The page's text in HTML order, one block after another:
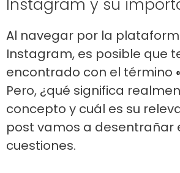
Instagram y su
Al navegar por la
Instagram, es posible que
encontrado con el término
Pero, ¿qué significa
concepto y cuál es su
post vamos a desentrañar
cuestiones.